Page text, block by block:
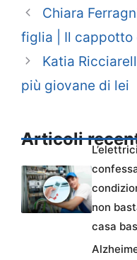
Chiara
figlia | Il cappotto
Katia
più giovane di lei
Articoli
non
casa